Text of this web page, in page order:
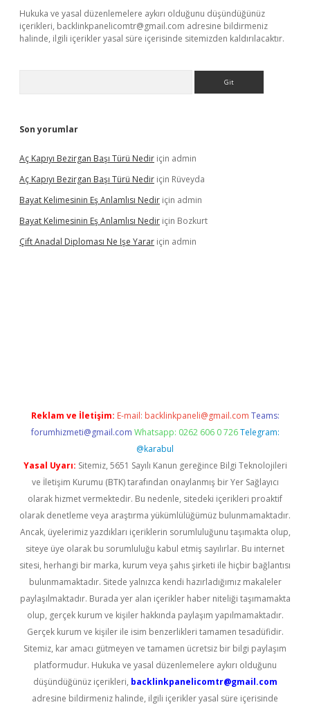
Hukuka ve yasal düzenlemelere aykırı olduğunu düşündüğünüz
içerikleri, backlinkpanelicomtr@gmail.com adresine bildirmeniz
halinde, ilgili içerikler yasal süre içerisinde sitemizden kaldırılacaktır.
Son yorumlar
Aç Kapıyı Bezirgan Başı Türü Nedir için admin
Aç Kapıyı Bezirgan Başı Türü Nedir için Rüveyda
Bayat Kelimesinin Eş Anlamlısı Nedir için admin
Bayat Kelimesinin Eş Anlamlısı Nedir için Bozkurt
Çift Anadal Diploması Ne Işe Yarar için admin
Reklam ve İletişim: E-mail: backlinkpaneli@gmail.com Teams:
forumhizmeti@gmail.com Whatsapp: 0262 606 0 726 Telegram:
@karabul
Yasal Uyarı: Sitemiz, 5651 Sayılı Kanun gereğince Bilgi Teknolojileri
ve İletişim Kurumu (BTK) tarafından onaylanmış bir Yer Sağlayıcı
olarak hizmet vermektedir. Bu nedenle, sitedeki içerikleri proaktif
olarak denetleme veya araştırma yükümlülüğümüz bulunmamaktadır.
Ancak, üyelerimiz yazdıkları içeriklerin sorumluluğunu taşımakta olup,
siteye üye olarak bu sorumluluğu kabul etmiş sayılırlar. Bu internet
sitesi, herhangi bir marka, kurum veya şahıs şirketi ile hiçbir bağlantısı
bulunmamaktadır. Sitede yalnızca kendi hazırladığımız makaleler
paylaşılmaktadır. Burada yer alan içerikler haber niteliği taşımamakta
olup, gerçek kurum ve kişiler hakkında paylaşım yapılmamaktadır.
Gerçek kurum ve kişiler ile isim benzerlikleri tamamen tesadüfidir.
Sitemiz, kar amacı gütmeyen ve tamamen ücretsiz bir bilgi paylaşım
platformudur. Hukuka ve yasal düzenlemelere aykırı olduğunu
düşündüğünüz içerikleri, backlinkpanelicomtr@gmail.com
adresine bildirmeniz halinde, ilgili içerikler yasal süre içerisinde